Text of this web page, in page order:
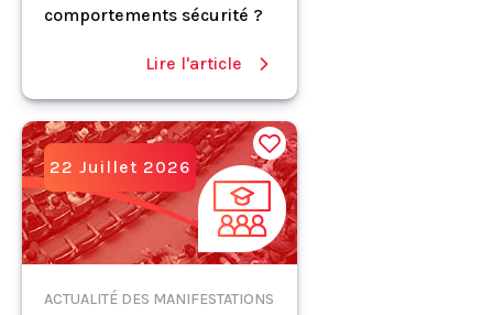
comportements sécurité ?
Lire l'article
22 Juillet 2026
ACTUALITÉ DES MANIFESTATIONS